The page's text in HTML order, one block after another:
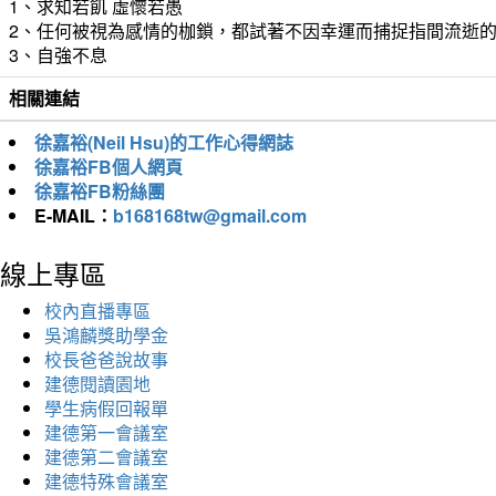
1、求知若飢 虛懷若愚
2、任何被視為感情的枷鎖，都試著不因幸運而捕捉指間流逝
3、自強不息
相關連結
徐嘉裕(Neil Hsu)的工作心得網誌
徐嘉裕FB個人網頁
徐嘉裕FB粉絲團
E-MAIL： b168168tw@gmail.com
線上專區
校內直播專區
吳鴻麟獎助學金
校長爸爸說故事
建德閱讀園地
學生病假回報單
建德第一會議室
建德第二會議室
建德特殊會議室